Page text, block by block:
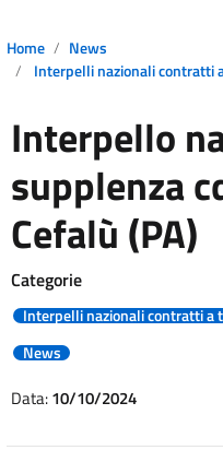
Home
News
Interpelli nazionali contratti
Interpello
supplenza
Cefalù (PA)
Categorie
Interpelli nazionali contratti a
News
Data:10/10/2024